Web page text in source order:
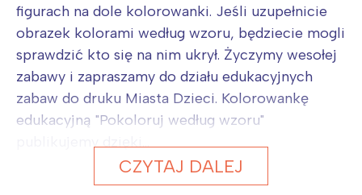
figurach na dole kolorowanki. Jeśli uzupełnicie
obrazek kolorami według wzoru, będziecie mogli
sprawdzić kto się na nim ukrył. Życzymy wesołej
zabawy i zapraszamy do działu edukacyjnych
zabaw do druku Miasta Dzieci. Kolorowankę
edukacyjną "Pokoloruj według wzoru"
CZYTAJ DALEJ